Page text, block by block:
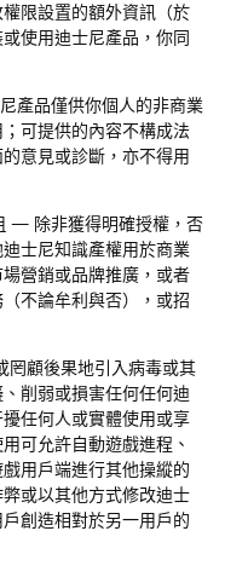
限設置的額外資訊（於
使用迪士尼產品，你同
產品僅供你個人的非商業
可提供的內容不構成法
意見或診斷，亦不得用
— 除非獲得明確授權，否
士尼知識產權用於商業
營銷或品牌推廣，或者
不論牟利與否），或招
罔顧後果地引入病毒或其
削弱或損害任何任何迪
任何人或實體使用或享
可允許自動遊戲進程、
用戶端進行其他操縱的
或以其他方式修改迪士
創造相對於另一用戶的